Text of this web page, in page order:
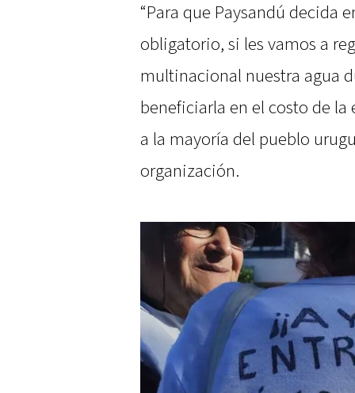
“Para que Paysandú decida
obligatorio, si les vamos a
multinacional nuestra agua
beneficiarla en el costo de
a la mayoría del pueblo
organización.